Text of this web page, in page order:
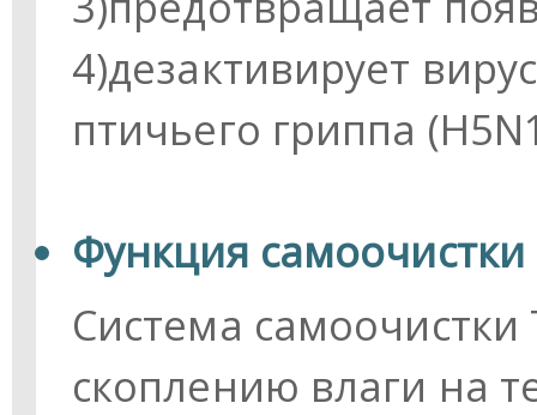
4)дезактивирует
птичьего гриппа
Функция самоочистки
Система самоочистки
скоплению влаги на